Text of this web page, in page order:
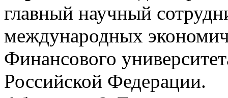
главный научный
международных
Финансового
Российской Федерации.